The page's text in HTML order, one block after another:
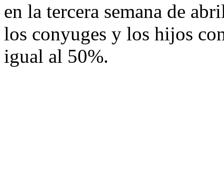
en la tercera semana de
los conyuges y los hijos
igual al 50%.